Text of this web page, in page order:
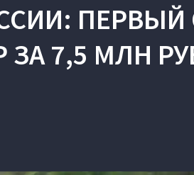
7,5 МЛН